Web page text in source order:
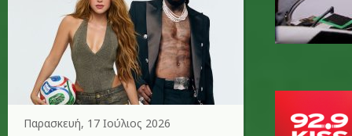
Παρασκευή, 17 Ιούλιος 2026